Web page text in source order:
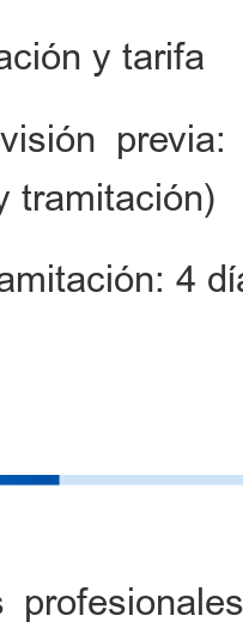
y tarifa
tramitación)
4